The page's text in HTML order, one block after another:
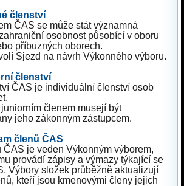
členství
ČAS se může stát významná
osobnost působící v oboru
příbuzných oborech.
Sjezd na návrh Výkonného výboru.
členství
ČAS je individuální členství osob
členem musejí být
jeho zákonným zástupcem.
členů ČAS
ČAS je veden Výkonným výborem,
provádí zápisy a výmazy týkající se
Výbory složek průběžně aktualizují
kteří jsou kmenovými členy jejich